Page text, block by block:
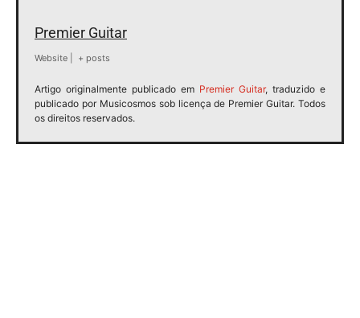
Premier Guitar
Website + posts
Artigo originalmente publicado em Premier Guitar, traduzido e
publicado por Musicosmos sob licença de Premier Guitar. Todos
os direitos reservados.